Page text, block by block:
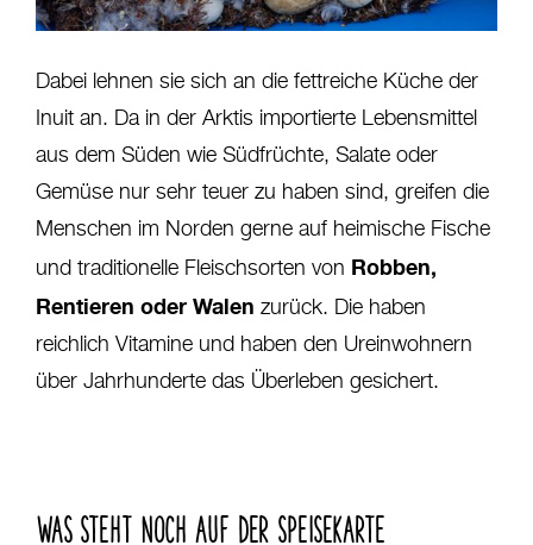
Dabei lehnen sie sich an die fettreiche Küche der
Inuit an. Da in der Arktis importierte Lebensmittel
aus dem Süden wie Südfrüchte, Salate oder
Gemüse nur sehr teuer zu haben sind, greifen die
Menschen im Norden gerne auf heimische Fische
und traditionelle Fleischsorten von Robben,
Rentieren oder Walen zurück. Die haben
reichlich Vitamine und haben den Ureinwohnern
über Jahrhunderte das Überleben gesichert.
WAS STEHT NOCH AUF DER SPEISEKARTE